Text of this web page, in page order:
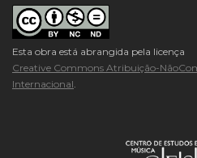
Esta obra está abrangida pela licença
Creative Commons Atribuição-
Internacional